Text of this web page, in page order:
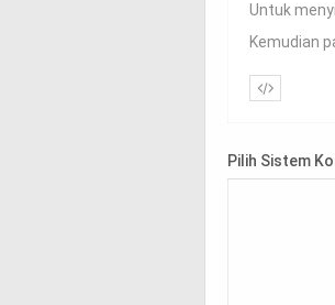
Untuk
Kemudian
Pilih Sistem